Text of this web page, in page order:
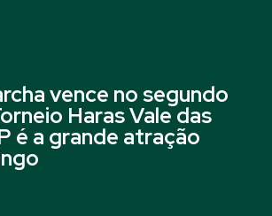
vence no segundo
Haras Vale das
é a grande atração